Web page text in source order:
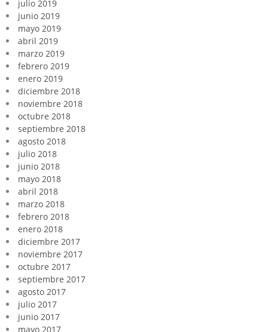
julio 2019
junio 2019
mayo 2019
abril 2019
marzo 2019
febrero 2019
enero 2019
diciembre 2018
noviembre 2018
octubre 2018
septiembre 2018
agosto 2018
julio 2018
junio 2018
mayo 2018
abril 2018
marzo 2018
febrero 2018
enero 2018
diciembre 2017
noviembre 2017
octubre 2017
septiembre 2017
agosto 2017
julio 2017
junio 2017
mayo 2017